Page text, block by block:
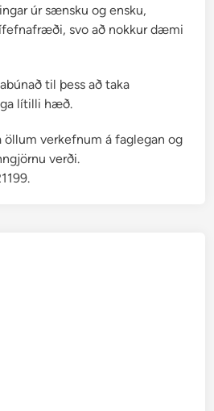
úr sænsku og ensku,
svo að nokkur dæmi
til þess að taka
lítilli hæð.
öllum verkefnum á faglegan og
verði.